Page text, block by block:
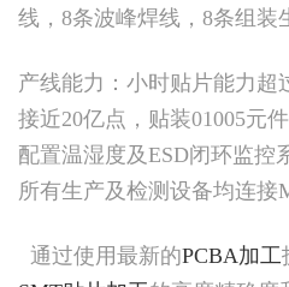
线，8条波峰焊线，8条组装
产线能力：小时贴片能力超
接近20亿点，贴装01005元
配置温湿度及ESD闭环监控
所有生产及检测设备均连接
通过使用最新的PCBA加工